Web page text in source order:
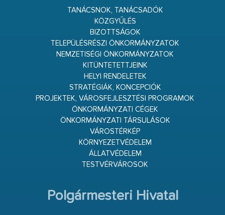
TANÁCSNOK, TANÁCSADÓK
KÖZGYŰLÉS
BIZOTTSÁGOK
TELEPÜLÉSRÉSZI ÖNKORMÁNYZATOK
NEMZETISÉGI ÖNKORMÁNYZATOK
KITÜNTETETTJEINK
HELYI RENDELETEK
STRATÉGIÁK, KONCEPCIÓK
PROJEKTEK, VÁROSFEJLESZTÉSI PROGRAMOK
ÖNKORMÁNYZATI CÉGEK
ÖNKORMÁNYZATI TÁRSULÁSOK
VÁROSTÉRKÉP
KÖRNYEZETVÉDELEM
ÁLLATVÉDELEM
TESTVÉRVÁROSOK
Polgármesteri Hivatal